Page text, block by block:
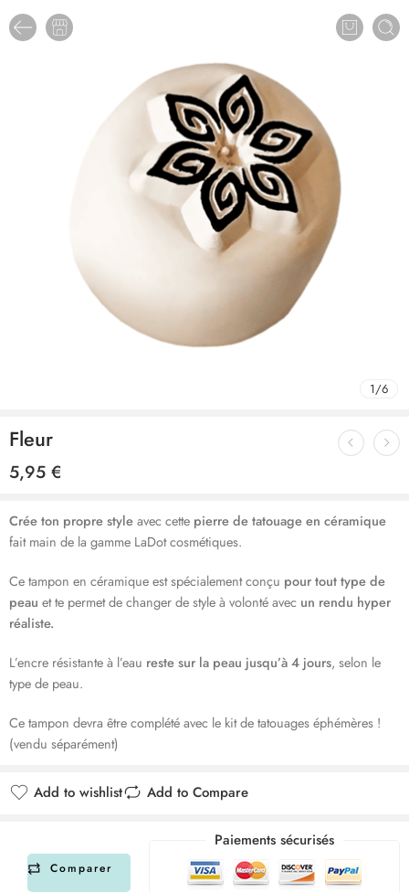
1/6
Fleur
5,95 €
Crée ton propre styleavec cette pierre de tatouage en céramique
fait main de la gamme LaDot cosmétiques.
Ce tampon en céramique est spécialement conçu pour tout type de
peau et te permet de changer de style à volonté avec un rendu hyper
réaliste.
L’encre résistante à l’eau reste sur la peau jusqu’à 4 jours, selon le
type de peau.
Ce tampon devra être complété avec le kit de tatouages éphémères !
(vendu séparément)
Add to wishlist Add to Compare
Comparer
Paiements sécurisés